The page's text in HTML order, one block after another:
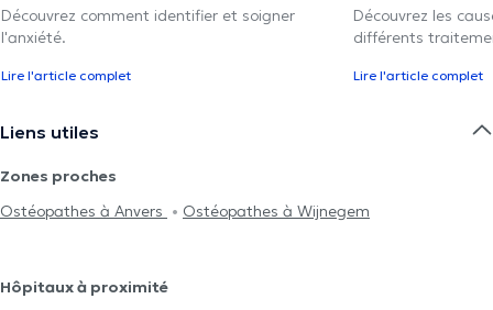
Découvrez comment identifier et soigner
l'anxiété.
Lire l'article complet
Découvrez les
différents
Lire l'article complet
Liens utiles
Zones proches
Ostéopathes à Anvers
Ostéopathes à Wijnegem
Hôpitaux à proximité